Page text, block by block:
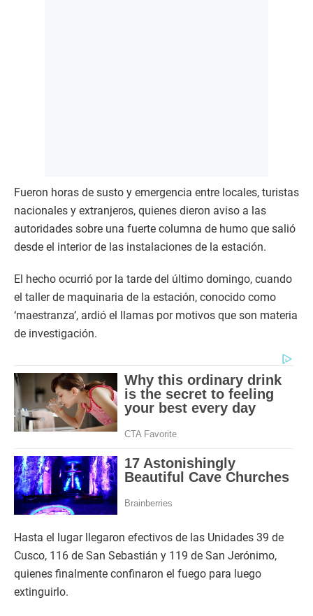
Fueron horas de susto y emergencia entre locales, turistas
nacionales y extranjeros, quienes dieron aviso a las
autoridades sobre una fuerte columna de humo que salió
desde el interior de las instalaciones de la estación.
El hecho ocurrió por la tarde del último domingo, cuando
el taller de maquinaria de la estación, conocido como
‘maestranza’, ardió el llamas por motivos que son materia
de investigación.
Hasta el lugar llegaron efectivos de las Unidades 39 de
Cusco, 116 de San Sebastián y 119 de San Jerónimo,
quienes finalmente confinaron el fuego para luego
extinguirlo.